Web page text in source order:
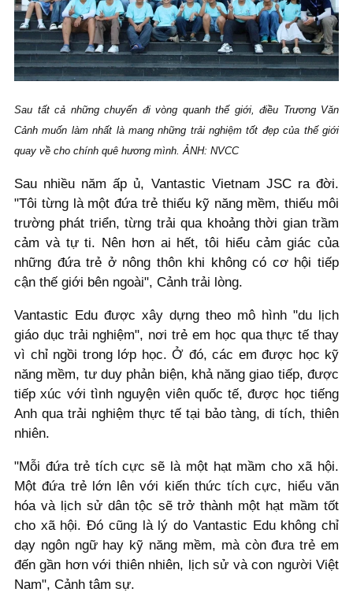
Sau tất cả những chuyến đi vòng quanh thế giới, điều Trương Văn
Cảnh muốn làm nhất là mang những trải nghiệm tốt đẹp của thế giới
quay về cho chính quê hương mình. ẢNH: NVCC
Sau nhiều năm ấp ủ, Vantastic Vietnam JSC ra đời.
"Tôi từng là một đứa trẻ thiếu kỹ năng mềm, thiếu môi
trường phát triển, từng trải qua khoảng thời gian trầm
cảm và tự ti. Nên hơn ai hết, tôi hiểu cảm giác của
những đứa trẻ ở nông thôn khi không có cơ hội tiếp
cận thế giới bên ngoài", Cảnh trải lòng.
Vantastic Edu được xây dựng theo mô hình "du lịch
giáo dục trải nghiệm", nơi trẻ em học qua thực tế thay
vì chỉ ngồi trong lớp học. Ở đó, các em được học kỹ
năng mềm, tư duy phản biện, khả năng giao tiếp, được
tiếp xúc với tình nguyện viên quốc tế, được học tiếng
Anh qua trải nghiệm thực tế tại bảo tàng, di tích, thiên
nhiên.
"Mỗi đứa trẻ tích cực sẽ là một hạt mầm cho xã hội.
Một đứa trẻ lớn lên với kiến thức tích cực, hiểu văn
hóa và lịch sử dân tộc sẽ trở thành một hạt mầm tốt
cho xã hội. Đó cũng là lý do Vantastic Edu không chỉ
dạy ngôn ngữ hay kỹ năng mềm, mà còn đưa trẻ em
đến gần hơn với thiên nhiên, lịch sử và con người Việt
Nam", Cảnh tâm sự.